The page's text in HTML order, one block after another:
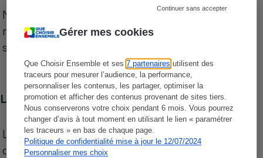
Gérer mes cookies
Que Choisir Ensemble et ses7 partenaires utilisent des
traceurs pour mesurer l’audience, la performance,
personnaliser les contenus, les partager, optimiser la
promotion et afficher des contenus provenant de sites tiers.
Nous conserverons votre choix pendant 6 mois. Vous pourrez
changer d’avis à tout moment en utilisant le lien « paramétrer
les traceurs » en bas de chaque page.
Politique de confidentialité mise à jour le 12/07/2024
Personnaliser mes choix
Continuer sans accepter
Notre comparateur de supermarchés propose le
niveau de prix des supermarchés, géolocalisés
sur le territoire français.
Les comparaisons de prix
Les comparaisons sont réalisées sur l’ensemble
des produits des magasins. Les produits de